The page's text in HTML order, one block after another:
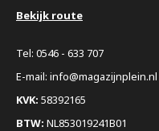
Bekijk route
Tel: 0546 - 633 707
E-mail: info@magazijnplein.nl
KVK: 58392165
BTW: NL853019241B01